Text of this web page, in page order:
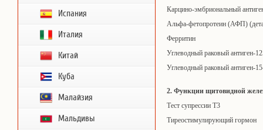
Испания
Италия
Китай
Куба
Малайзия
Мальдивы
Карцино-эмбриональный
Альфа-фетопротеин (АФП)
Ферритин
Углеводный раковый антиген-
Углеводный раковый антиген-
2. Функции щитовидной
Тест супрессии Т3
Тиреостимулирующий гормон